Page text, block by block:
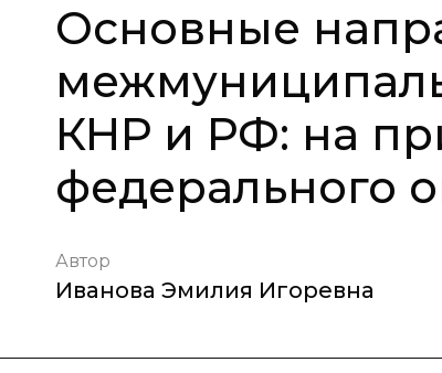
Основные
КНР и РФ: на
федерального
Автор
Иванова Эмилия Игоревна